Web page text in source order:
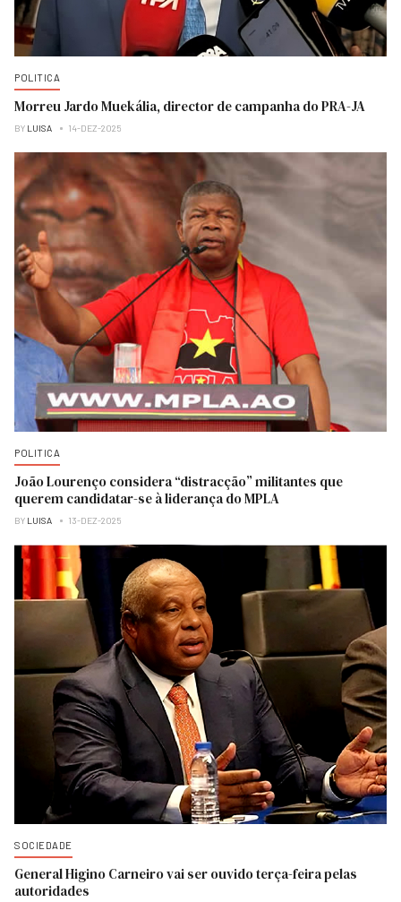
POLITICA
Morreu Jardo Muekália, director de campanha do PRA-JA
BY LUISA 14-DEZ-2025
POLITICA
João Lourenço considera “distracção” militantes que
querem candidatar-se à liderança do MPLA
BY LUISA 13-DEZ-2025
SOCIEDADE
General Higino Carneiro vai ser ouvido terça-feira pelas
autoridades